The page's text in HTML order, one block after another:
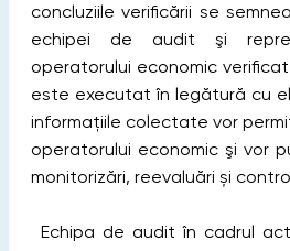
concluziile verificării se
echipei de audit şi
operatorului economic
este executat în legătură cu
informaţiile colectate vor
operatorului economic şi vor
monitorizări, reevaluări și
Echipa de audit în cadrul